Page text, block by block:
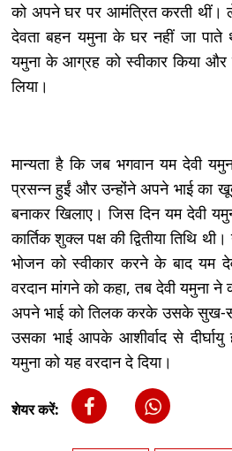
को अपने घर पर आमंत्रित करती थीं।
देवता बहन यमुना के घर नहीं जा
यमुना के आग्रह को स्वीकार किया
लिया।
मान्यता है कि जब भगवान यम देवी
प्रसन्न हुईं और उन्होंने अपने भाई का
बनाकर खिलाए। जिस दिन यम देवी
कार्तिक शुक्ल पक्ष की द्वितीया तिथि
भोजन को स्वीकार करने के बाद यम
वरदान मांगने को कहा, तब देवी यमुना
अपने भाई को तिलक करके उसके सुख-
उसका भाई आपके आशीर्वाद से
यमुना को यह वरदान दे दिया।
शेयर करें: